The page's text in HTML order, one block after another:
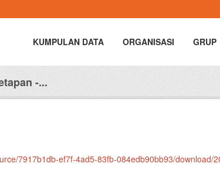
KUMPULAN DATA ORGANISASI GRUP
-...
ef7f-4ad5-83fb-084edb90bb93/download/2024-dpa-